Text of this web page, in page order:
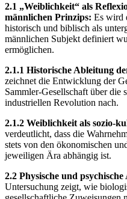
2.1 „Weiblichkeit“ als
männlichen Prinzips: Es wird
historisch und biblisch als
männlichen Subjekt definiert
ermöglichen.
2.1.1 Historische Ableitung
zeichnet die Entwicklung der
Sammler-Gesellschaft über die
industriellen Revolution nach.
2.1.2 Weiblichkeit als sozio-
verdeutlicht, dass die
stets von den ökonomischen
jeweiligen Ära abhängig ist.
2.2 Physische und
Untersuchung zeigt, wie